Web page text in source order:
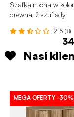
Szafka nocna w
drewna, 2 szuflady
2.5 (8)
Nasi
MEGA OFERTY -30%